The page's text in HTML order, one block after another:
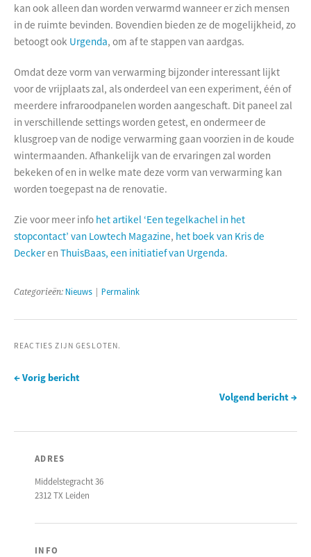
kan ook alleen dan worden verwarmd wanneer er zich mensen
in de ruimte bevinden. Bovendien bieden ze de mogelijkheid, zo
betoogt ook Urgenda, om af te stappen van aardgas.
Omdat deze vorm van verwarming bijzonder interessant lijkt
voor de vrijplaats zal, als onderdeel van een experiment, één of
meerdere infraroodpanelen worden aangeschaft. Dit paneel zal
in verschillende settings worden getest, en ondermeer de
klusgroep van de nodige verwarming gaan voorzien in de koude
wintermaanden. Afhankelijk van de ervaringen zal worden
bekeken of en in welke mate deze vorm van verwarming kan
worden toegepast na de renovatie.
Zie voor meer info het artikel ‘Een tegelkachel in het
stopcontact’ van Lowtech Magazine, het boek van Kris de
Deckeren ThuisBaas, een initiatief van Urgenda.
Categorieën: Nieuws Permalink
REACTIES ZIJN GESLOTEN.
← Vorig bericht
Volgend bericht →
ADRES
Middelstegracht 36
2312 TX Leiden
INFO